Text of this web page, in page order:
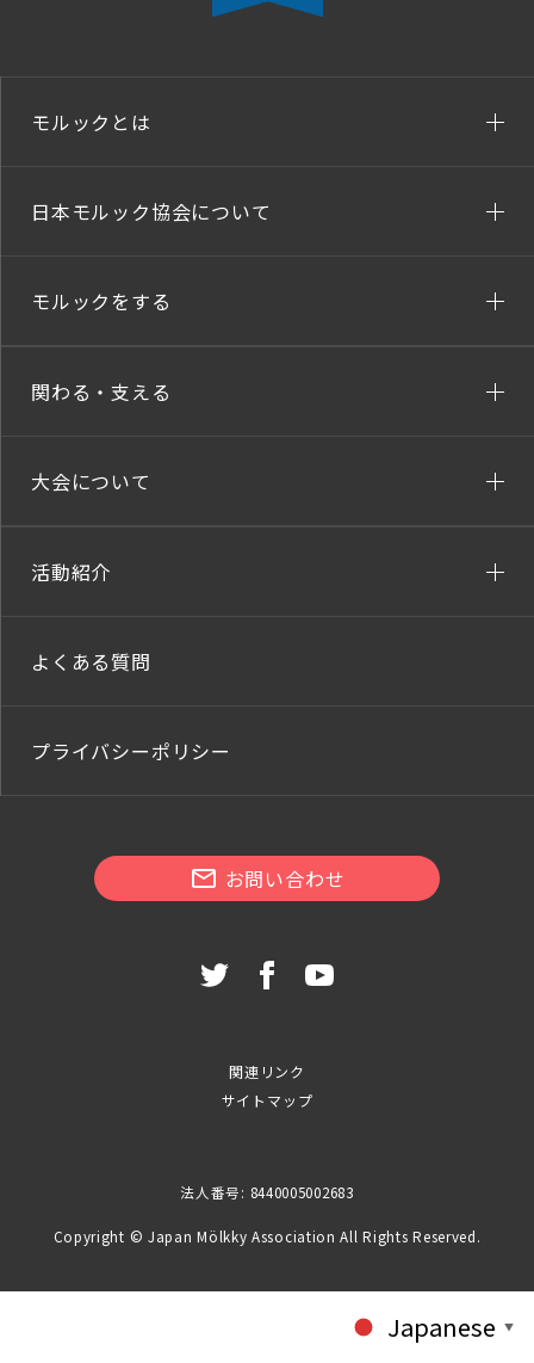
モルックとは
日本モルック協会について
モルックをする
関わる・支える
大会について
活動紹介
よくある質問
プライバシーポリシー
お問い合わせ
関連リンク
サイトマップ
法人番号: 8440005002683
Copyright © Japan Mölkky Association All Rights Reserved.
Japanese ▼